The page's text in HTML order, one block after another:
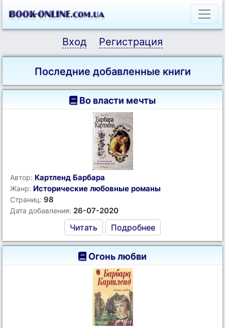
Вход Регистрация
Последние добавленные книги
Во власти мечты
Автор: Картленд Барбара
Жанр: Исторические любовные романы
Страниц: 98
Дата добавления: 26-07-2020
Читать Подробнее
Огонь любви